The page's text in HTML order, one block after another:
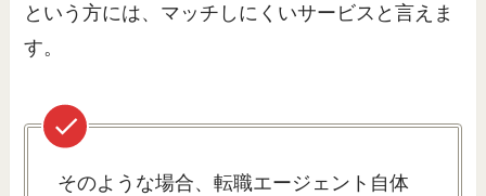
という方には、マッチしにくいサービスと言えま
す。
そのような場合、転職エージェント自体